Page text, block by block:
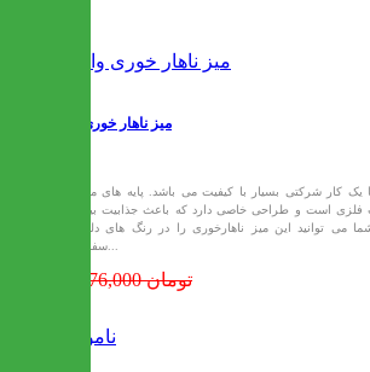
میز ناهار خوری وانیا
یک کار شرکتی بسیار با کیفیت می باشد. پایه های میز و
است و طراحی خاصی دارد که باعث جذابیت بیشتر
می توانید این میز ناهارخوری را در رنگ های دلخواه
15,576,000 تومان
ناموجود